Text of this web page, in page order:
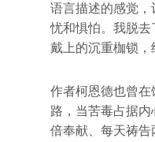
语言描述的感觉
忧和惧怕。我脱
戴上的沉重枷锁，
作者柯恩德也曾
路，当苦毒占据
倍奉献、每天祷